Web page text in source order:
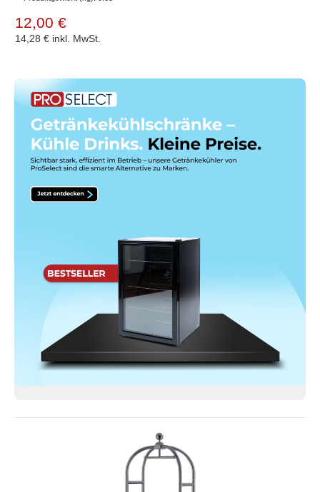
12,00 €
14,28 € inkl. MwSt.